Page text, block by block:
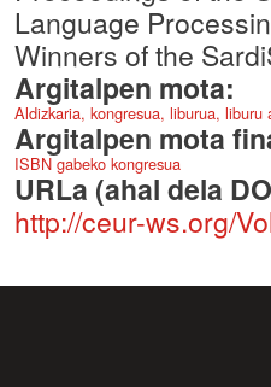
Language
Winners of the
Argitalpen mota:
Aldizkaria, kongresua, liburua,
Argitalpen mota
ISBN gabeko kongresua
URLa (ahal dela
http://ceur-ws.org/